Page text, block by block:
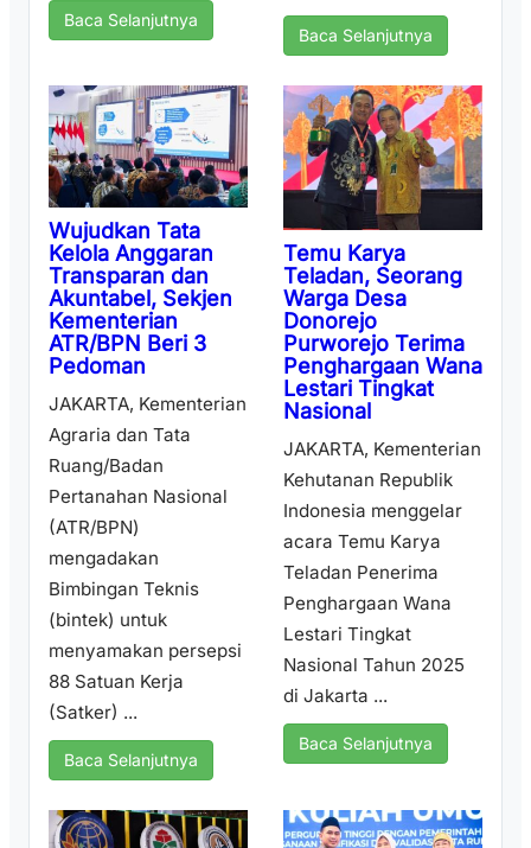
Baca Selanjutnya
Baca Selanjutnya
Wujudkan Tata
Kelola Anggaran
Transparan dan
Akuntabel, Sekjen
Kementerian
ATR/BPN Beri 3
Pedoman
JAKARTA, Kementerian
Agraria dan Tata
Ruang/Badan
Pertanahan Nasional
(ATR/BPN)
mengadakan
Bimbingan Teknis
(bintek) untuk
menyamakan persepsi
88 Satuan Kerja
(Satker) ...
Baca Selanjutnya
Temu Karya
Teladan, Seorang
Warga Desa
Donorejo
Purworejo Terima
Penghargaan Wana
Lestari Tingkat
Nasional
JAKARTA, Kementerian
Kehutanan Republik
Indonesia menggelar
acara Temu Karya
Teladan Penerima
Penghargaan Wana
Lestari Tingkat
Nasional Tahun 2025
di Jakarta ...
Baca Selanjutnya